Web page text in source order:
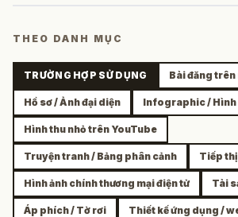
THEO DANH MỤC
TRƯỜNG HỢP SỬ DỤNG Bài đăng
Hồ sơ / Ảnh đại diện Infographic / Hình
Hình thu nhỏ trên YouTube
Truyện tranh / Bảng phân cảnh Tiếp
Hình ảnh chính thương mại điện tử Tài
Áp phích / Tờ rơi Thiết kế ứng dụng /